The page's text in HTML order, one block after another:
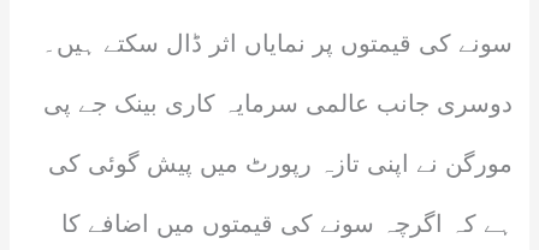
سونے کی قیمتوں پر نمایاں اثر ڈال سکتے ہیں۔
دوسری جانب عالمی سرمایہ کاری بینک جے پی
مورگن نے اپنی تازہ رپورٹ میں پیش گوئی کی
ہے کہ اگرچہ سونے کی قیمتوں میں اضافے کا